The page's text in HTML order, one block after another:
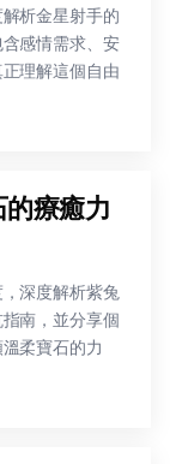
析金星射手的
感情需求、安
理解這個自由
療癒力
深度解析紫兔
南，並分享個
柔寶石的力